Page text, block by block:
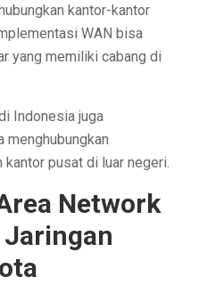
kantor-kantor
WAN bisa
yang memiliki cabang di
Indonesia juga
menghubungkan
pusat di luar negeri.
Network